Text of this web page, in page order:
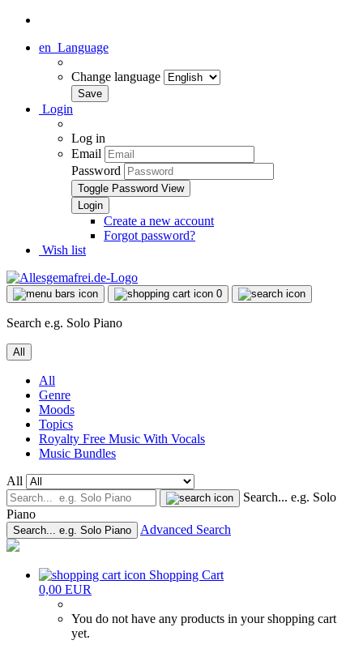
en Language
Change language
Login
Log in
Email
Password
Toggle Password View
Create a new account
Forgot password?
Wish list
0
Search e.g. Solo Piano
All
All
Genre
Moods
Topics
Royalty Free Music With Vocals
Music Bundles
All
Search... e.g. Solo
Piano
Search... e.g. Solo Piano Advanced Search
Shopping Cart
0,00 EUR
You do not have any products in your shopping cart
yet.